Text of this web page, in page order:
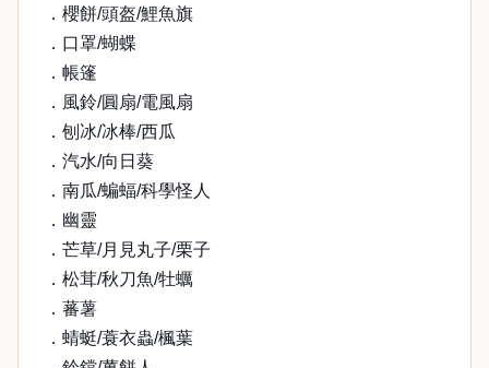
．櫻餅/頭盔/鯉魚旗
．口罩/蝴蝶
．帳篷
．風鈴/圓扇/電風扇
．刨冰/冰棒/西瓜
．汽水/向日葵
．南瓜/蝙蝠/科學怪人
．幽靈
．芒草/月見丸子/栗子
．松茸/秋刀魚/牡蠣
．蕃薯
．蜻蜓/蓑衣蟲/楓葉